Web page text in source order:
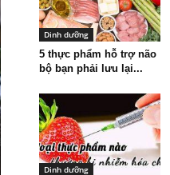
Dinh dưỡng
5 thực phẩm hỗ trợ não
bộ bạn phải lưu lại...
Dinh dưỡng